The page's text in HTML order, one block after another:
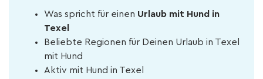
Was spricht für einen Urlaub mit Hund in
Texel
Beliebte Regionen für Deinen Urlaub in Texel
mit Hund
Aktiv mit Hund in Texel